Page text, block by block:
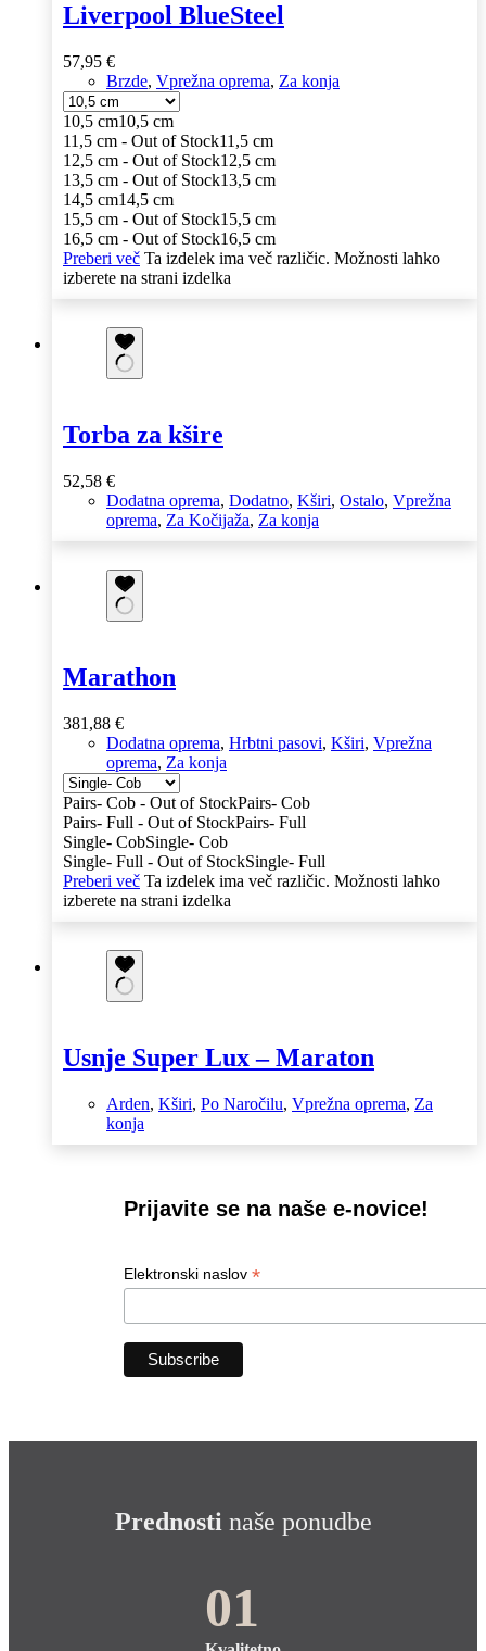
Liverpool BlueSteel
57,95 €
Brzde, Vprežna oprema, Za konja
10,5 cm10,5 cm
11,5 cm - Out of Stock11,5 cm
12,5 cm - Out of Stock12,5 cm
13,5 cm - Out of Stock13,5 cm
14,5 cm14,5 cm
15,5 cm - Out of Stock15,5 cm
16,5 cm - Out of Stock16,5 cm
Preberi več Ta izdelek ima več različic. Možnosti lahko
izberete na strani izdelka
Torba za kšire
52,58 €
Dodatna oprema, Dodatno, Kširi, Ostalo, Vprežna
oprema, Za Kočijaža, Za konja
Marathon
381,88 €
Dodatna oprema, Hrbtni pasovi, Kširi, Vprežna
oprema, Za konja
Pairs- Cob - Out of StockPairs- Cob
Pairs- Full - Out of StockPairs- Full
Single- CobSingle- Cob
Single- Full - Out of StockSingle- Full
Preberi več Ta izdelek ima več različic. Možnosti lahko
izberete na strani izdelka
Usnje Super Lux – Maraton
Arden, Kširi, Po Naročilu, Vprežna oprema, Za
konja
Prijavite se na naše e-novice!
Elektronski naslov*
Prednostinaše ponudbe
01